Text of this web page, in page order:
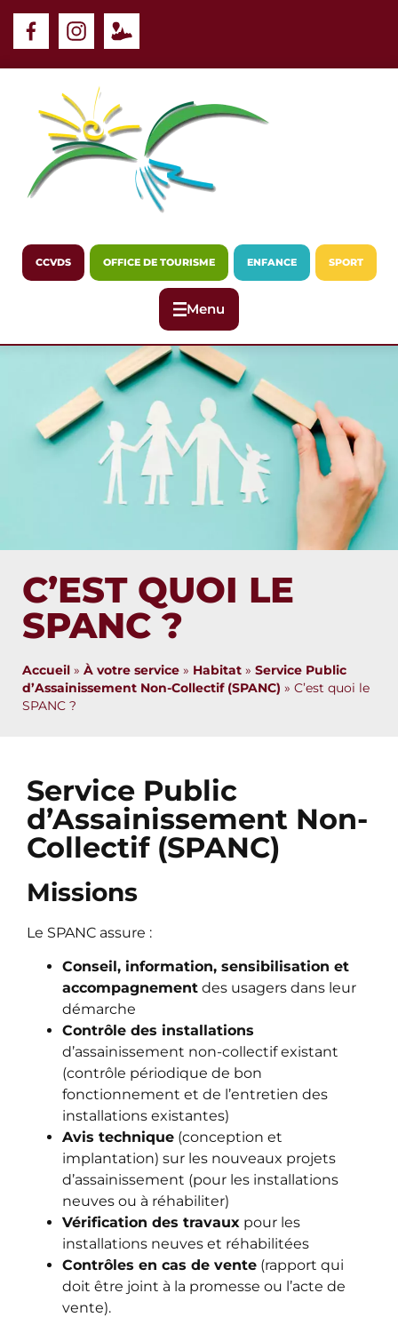
CCVDS OFFICE DE TOURISME ENFANCE SPORT
Menu
C’EST QUOI LE
SPANC ?
Accueil » À votre service » Habitat » Service Public
d’Assainissement Non-Collectif (SPANC) » C’est quoi le
SPANC ?
Service Public
d’Assainissement Non-
Collectif (SPANC)
Missions
Le SPANC assure :
Conseil, information, sensibilisation et
accompagnement des usagers dans leur
démarche
Contrôle des installations
d’assainissement non-collectif existant
(contrôle périodique de bon
fonctionnement et de l’entretien des
installations existantes)
Avis technique (conception et
implantation) sur les nouveaux projets
d’assainissement (pour les installations
neuves ou à réhabiliter)
Vérification des travaux pour les
installations neuves et réhabilitées
Contrôles en cas de vente (rapport qui
doit être joint à la promesse ou l’acte de
vente).
Panneau de gestion des cookies